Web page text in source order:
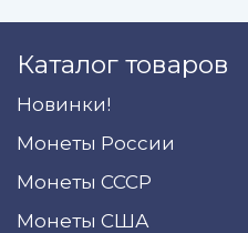
Каталог товаров
Новинки!
Монеты России
Монеты СССР
Монеты США